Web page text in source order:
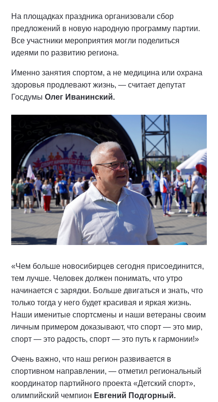
На площадках праздника организовали сбор
предложений в новую народную программу партии.
Все участники мероприятия могли поделиться
идеями по развитию региона.
Именно занятия спортом, а не медицина или охрана
здоровья продлевают жизнь, — считает депутат
Госдумы Олег Иванинский.
«Чем больше новосибирцев сегодня присоединится,
тем лучше. Человек должен понимать, что утро
начинается с зарядки. Больше двигаться и знать, что
только тогда у него будет красивая и яркая жизнь.
Наши именитые спортсмены и наши ветераны своим
личным примером доказывают, что спорт — это мир,
спорт — это радость, спорт — это путь к гармонии!»
Очень важно, что наш регион развивается в
спортивном направлении, — отметил региональный
координатор партийного проекта «Детский спорт»,
олимпийский чемпион Евгений Подгорный.